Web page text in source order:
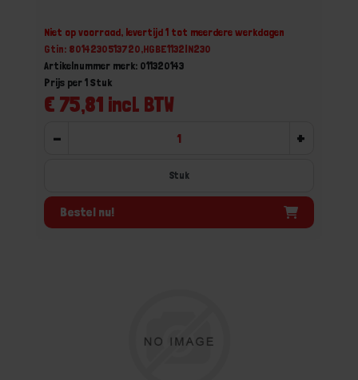
Niet op voorraad, levertijd 1 tot meerdere werkdagen
Gtin: 8014230513720,HGBE1132IN230
Artikelnummer merk: 011320143
€ 75,81 incl. BTW
Prijs per 1 Stuk
- +
Stuk
Bestel nu!